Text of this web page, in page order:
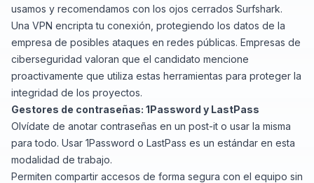
usamos y recomendamos con los ojos cerrados Surfshark.
Una VPN encripta tu conexión, protegiendo los datos de la
empresa de posibles ataques en redes públicas. Empresas de
ciberseguridad valoran que el candidato mencione
proactivamente que utiliza estas herramientas para proteger la
integridad de los proyectos.
Gestores de contraseñas: 1Password y LastPass
Olvídate de anotar contraseñas en un post-it o usar la misma
para todo. Usar 1Password o LastPass es un estándar en esta
modalidad de trabajo.
Permiten compartir accesos de forma segura con el equipo sin